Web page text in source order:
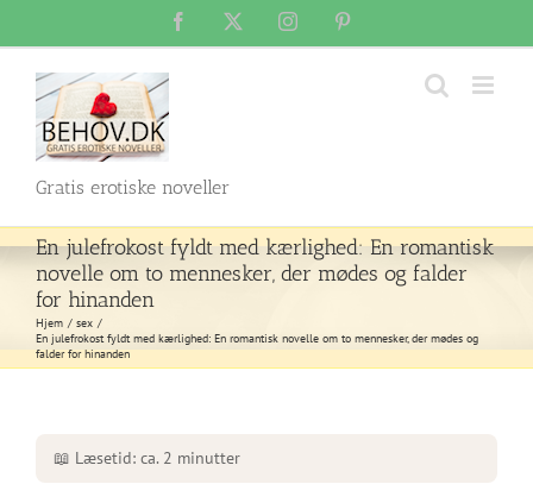
content
Facebook Instagram
Gratis erotiske noveller
En julefrokost fyldt med kærlighed: En romantisk
novelle om to mennesker, der mødes og falder
for hinanden
Hjem
sex
En julefrokost fyldt med kærlighed: En romantisk novelle om to mennesker, der mødes og
falder for hinanden
📖 Læsetid: ca. 2 minutter